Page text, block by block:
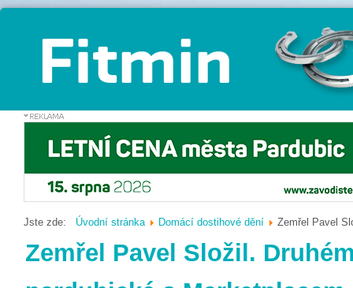
Jste zde: Úvodní stránka Domácí dostihové dění Zemřel Pavel
Zemřel Pavel Složil.